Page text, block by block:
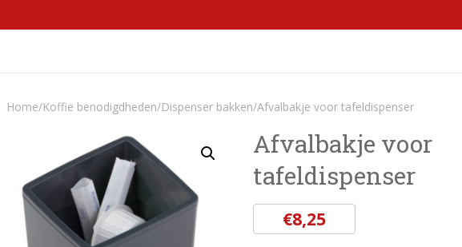
Home/Koffie benodigdheden/Dispenser bakken/Afvalbakje voor tafeldispenser
Afvalbakje voor
tafeldispenser
€8,25